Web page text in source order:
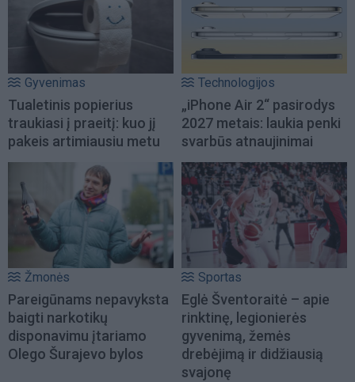
Gyvenimas
Tualetinis popierius
traukiasi į praeitį: kuo jį
pakeis artimiausiu metu
Technologijos
„iPhone Air 2“ pasirodys
2027 metais: laukia penki
svarbūs atnaujinimai
Žmonės
Pareigūnams nepavyksta
baigti narkotikų
disponavimu įtariamo
Olego Šurajevo bylos
Sportas
Eglė Šventoraitė – apie
rinktinę, legionierės
gyvenimą, žemės
drebėjimą ir didžiausią
svajonę